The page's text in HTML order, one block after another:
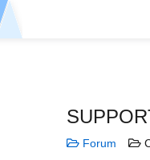
Forum